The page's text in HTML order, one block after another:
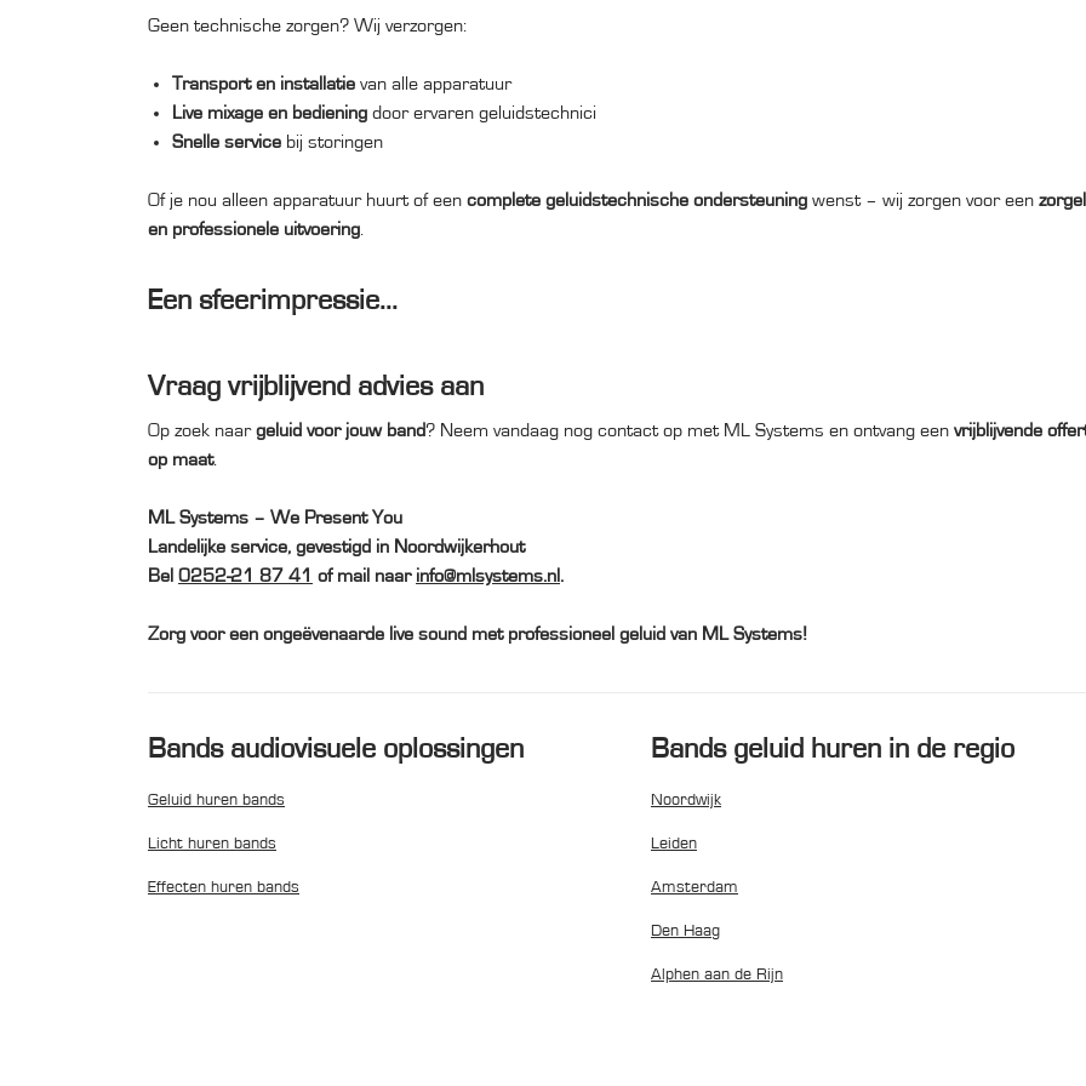
Geen technische zorgen? Wij verzorgen:
Transport en installatie van alle apparatuur
Live mixage en bediening door ervaren geluidstechnici
Snelle service bij storingen
Of je nou alleen apparatuur huurt of een complete geluidstechnische ondersteuning wenst – wij zorgen voor een
en professionele uitvoering
Een sfeerimpressie...
Vraag vrijblijvend advies aan
Op zoek naargeluid voor jouw band? Neem vandaag nog contact op met ML Systems en ontvang een vrijblijvende
op maat.
ML Systems – We Present You
Landelijke service, gevestigd in Noordwijkerhout
Bel 0252-21 87 41 of mail naar info@mlsystems.nl .
Zorg voor een ongeëvenaarde live sound met professioneel geluid van ML Systems!
Bands audiovisuele oplossingen
Geluid huren bands
Licht huren bands
Effecten huren bands
Bands geluid huren in de regio
Noordwijk
Leiden
Amsterdam
Den Haag
Alphen aan de Rijn